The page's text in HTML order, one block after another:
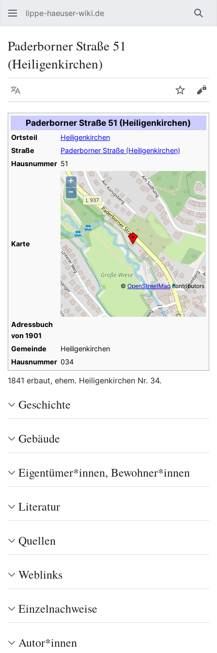
lippe-haeuser-wiki.de
Paderborner Straße 51
(Heiligenkirchen)
Sprache
Paderborner Straße 51 (Heiligenkirchen)
Ortsteil
Heiligenkirchen
Straße
Paderborner Straße (Heiligenkirchen)
Hausnummer 51
Karte
+
−
© OpenStreetMapcontributors
Adressbuch
von 1901
Gemeinde
Heiligenkirchen
Hausnummer 034
1841 erbaut, ehem. Heiligenkirchen Nr. 34.
Geschichte
Gebäude
Eigentümer*innen, Bewohner*innen
Literatur
Quellen
Weblinks
Einzelnachweise
Autor*innen